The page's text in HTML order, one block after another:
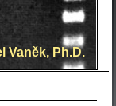
Vaněk, Ph.D.